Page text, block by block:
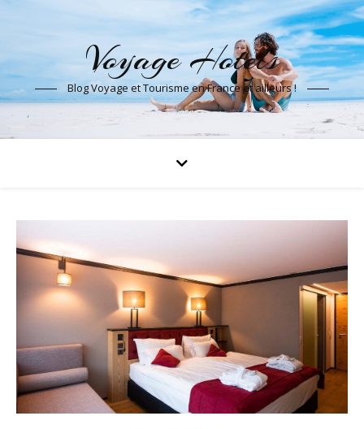
Voyage Hotels
Blog Voyage et Tourisme en France et ailleurs !